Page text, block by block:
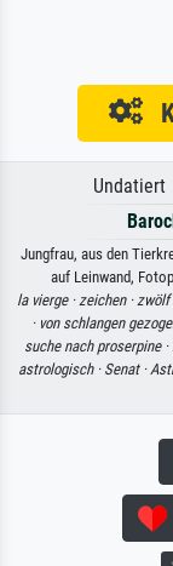
Undatiert
Jungfrau, aus den
auf Leinwand,
la vierge · zeichen · zwölf
· von schlangen
suche nach proserpine ·
astrologisch · Senat ·